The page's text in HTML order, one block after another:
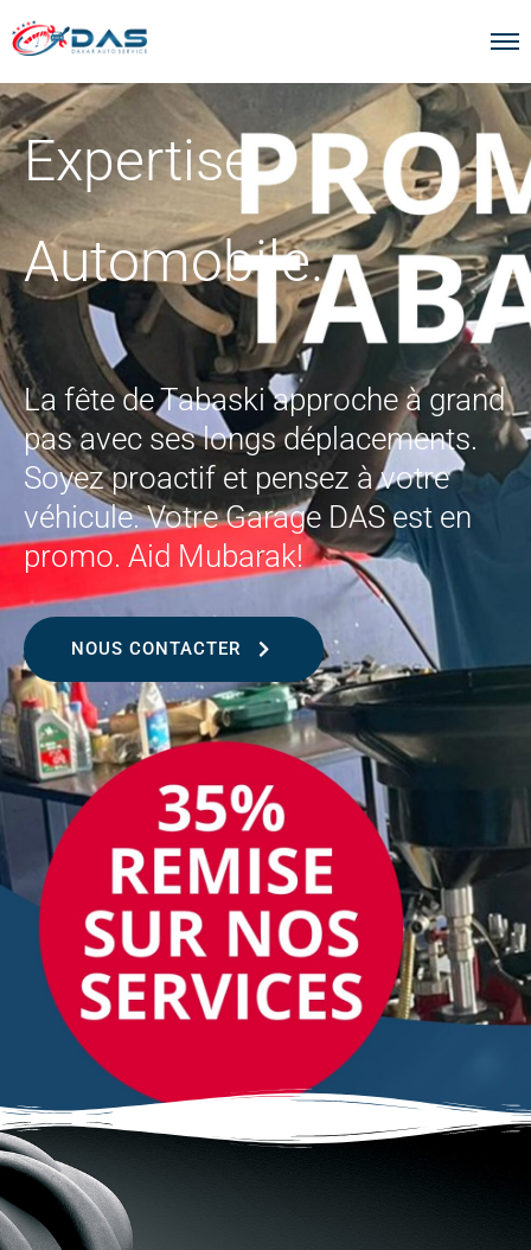
Expertise
Automobile.
La fête de Tabaski approche à grand
pas avec ses longs déplacements.
Soyez proactif et pensez à votre
véhicule. Votre Garage DAS est en
promo. Aid Mubarak!
NOUS CONTACTER